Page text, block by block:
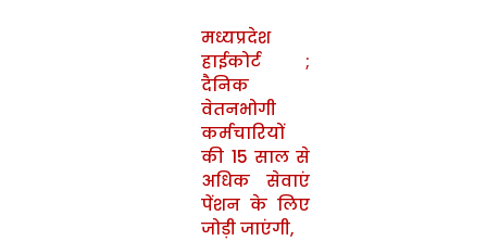
मध्यप्रदेश
हाईकोर्ट ;
दैनिक
वेतनभोगी
कर्मचारियों
की 15 साल से
अधिक सेवाएं
पेंशन के लिए
जोड़ी जाएंगी,